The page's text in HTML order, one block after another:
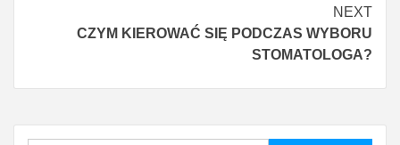
NEXT
CZYM KIEROWAĆ SIĘ PODCZAS WYBORU
STOMATOLOGA?